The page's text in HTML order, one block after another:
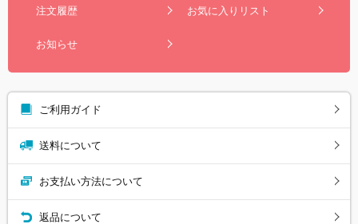
注文履歴 お気に入りリスト
お知らせ
ご利用ガイド
送料について
お支払い方法について
返品について